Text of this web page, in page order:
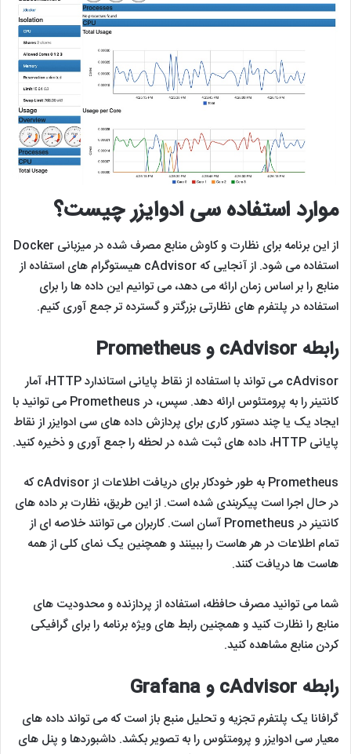
موارد استفاده سی ادوایزر چیست؟
از این برنامه برای نظارت و کاوش منابع مصرف شده در میزبانی Docker
استفاده می شود. از آنجایی که cAdvisor هیستوگرام های استفاده از
منابع را بر اساس زمان ارائه می دهد، می توانیم این داده ها را برای
استفاده در پلتفرم های نظارتی بزرگتر و گسترده تر جمع آوری کنیم.
رابطه cAdvisor و Prometheus
cAdvisor می تواند با استفاده از نقاط پایانی استاندارد HTTP، آمار
کانتینر را به پرومتئوس ارائه دهد. سپس، در Prometheus می ‌توانید با
ایجاد یک یا چند دستور کاری برای پردازش داده ‌های سی ادوایزر از نقاط
پایانی HTTP، داده ‌های ثبت شده در لحظه را جمع آوری و ذخیره کنید.
Prometheus به طور خودکار برای دریافت اطلاعات از cAdvisor که
در حال اجرا است پیکربندی شده است. از این طریق، نظارت بر داده های
کانتینر در Prometheus آسان است. کاربران می توانند خلاصه ای از
تمام اطلاعات در هر هاست را ببینند و همچنین یک نمای کلی از همه
هاست ها دریافت کنند.
شما می‌ توانید مصرف حافظه، استفاده از پردازنده و محدودیت ‌های
منابع را نظارت کنید و همچنین رابط‌ های ویژه برنامه را برای گرافیکی
کردن منابع مشاهده کنید.
رابطه cAdvisor و Grafana
گرافانا یک پلتفرم تجزیه و تحلیل منبع باز است که می تواند داده های
معیار سی ادوایزر و پرومتئوس را به تصویر بکشد. داشبوردها و پنل‌ های